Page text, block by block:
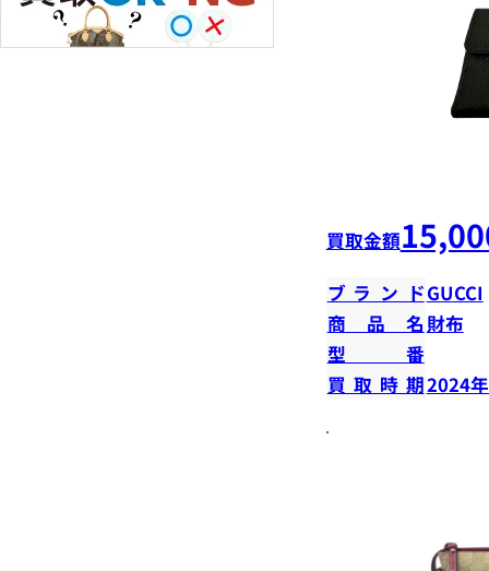
買取金額
ブランドGUCCI
商品名 財布
型番
買取時期2024